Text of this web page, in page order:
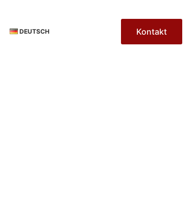
DEUTSCH Kontakt